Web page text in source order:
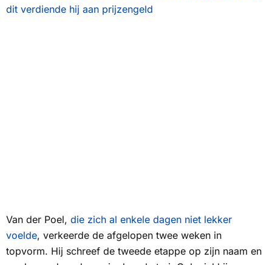
dit verdiende hij aan prijzengeld
Van der Poel, die zich al enkele dagen niet lekker
voelde, verkeerde de afgelopen twee weken in
topvorm. Hij schreef de tweede etappe op zijn naam en